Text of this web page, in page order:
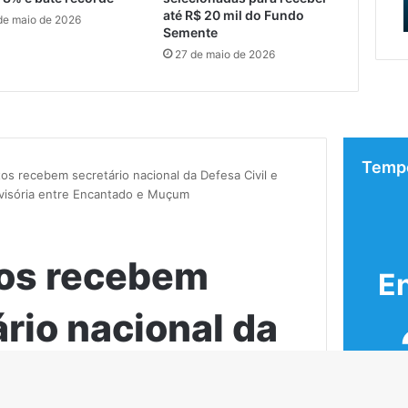
maio de 2026
até R$ 20 mil do Fundo
Semente
27 de maio de 2026
em Encantado
apresentação
do
Caminho
Fé
Devoção